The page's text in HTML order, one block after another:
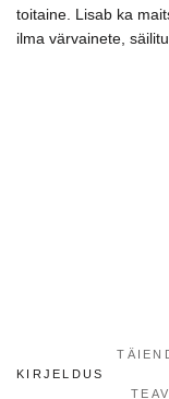
toitaine. Lisab ka
ilma värvainete,
KIRJELDUS